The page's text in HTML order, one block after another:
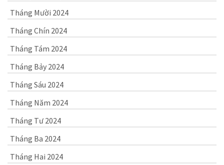
Tháng Mười 2024
Tháng Chín 2024
Tháng Tám 2024
Tháng Bảy 2024
Tháng Sáu 2024
Tháng Năm 2024
Tháng Tư 2024
Tháng Ba 2024
Tháng Hai 2024